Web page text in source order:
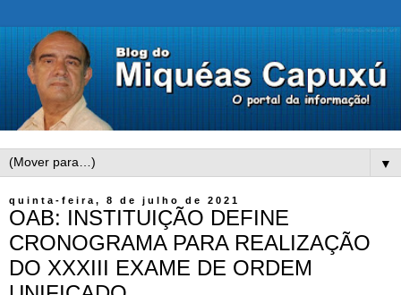
▼
quinta-feira, 8 de julho de 2021
OAB: INSTITUIÇÃO DEFINE
CRONOGRAMA PARA REALIZAÇÃO
DO XXXIII EXAME DE ORDEM